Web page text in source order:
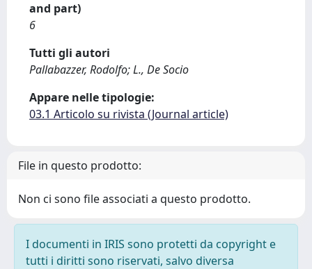
and part)
6
Tutti gli autori
Pallabazzer, Rodolfo; L., De Socio
Appare nelle tipologie:
03.1 Articolo su rivista (Journal article)
File in questo prodotto:
Non ci sono file associati a questo prodotto.
I documenti in IRIS sono protetti da copyright e
tutti i diritti sono riservati, salvo diversa